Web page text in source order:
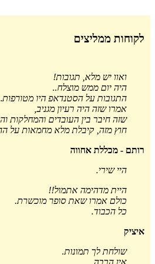
לקוחות ממליצים
ואוו יש מלא, תגובות!
היה יום ממש מוצלח..
התגובות על הסטנדאפ היו
אמרו שזה היה רעיון מגניב,
שזה חיבר בין העובדים והמחלקות
חוץ מזה, קיבלת מלא מחמאות על
רותם - מכללת אחווה
היי שירי.
היית מדהימה אתמול!!
כולם אמרו שאת סופר מוכשרת.
כל הכבוד.
איציק
שולחת לך תמונות.
אין הרבה.